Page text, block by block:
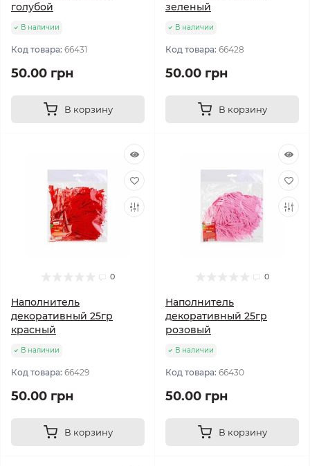
голубой
В наличии
Код товара: 66431
50.00 грн
В корзину
зеленый
В наличии
Код товара: 66428
50.00 грн
В корзину
0
Наполнитель
декоративный 25гр
красный
В наличии
Код товара: 66429
50.00 грн
В корзину
0
Наполнитель
декоративный 25гр
розовый
В наличии
Код товара: 66430
50.00 грн
В корзину